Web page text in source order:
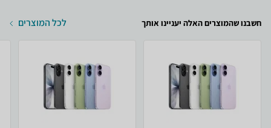
חשבנו שהמוצרים האלה יעניינו אותך לכל המוצרים